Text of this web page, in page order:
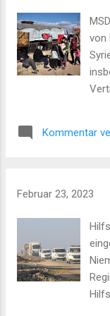
wurde mit scharfer
Erdbebengebiet
Abgeordnete Alicia
von
der
Kommentar
Februar 23, 2023